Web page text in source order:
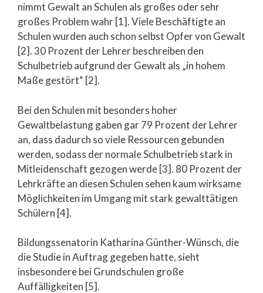
nimmt Gewalt an Schulen als großes oder sehr
großes Problem wahr [1]. Viele Beschäftigte an
Schulen wurden auch schon selbst Opfer von Gewalt
[2]. 30 Prozent der Lehrer beschreiben den
Schulbetrieb aufgrund der Gewalt als „in hohem
Maße gestört“ [2].
Bei den Schulen mit besonders hoher
Gewaltbelastung gaben gar 79 Prozent der Lehrer
an, dass dadurch so viele Ressourcen gebunden
werden, sodass der normale Schulbetrieb stark in
Mitleidenschaft gezogen werde [3]. 80 Prozent der
Lehrkräfte an diesen Schulen sehen kaum wirksame
Möglichkeiten im Umgang mit stark gewalttätigen
Schülern [4].
Bildungssenatorin Katharina Günther-Wünsch, die
die Studie in Auftrag gegeben hatte, sieht
insbesondere bei Grundschulen große
Auffälligkeiten [5].